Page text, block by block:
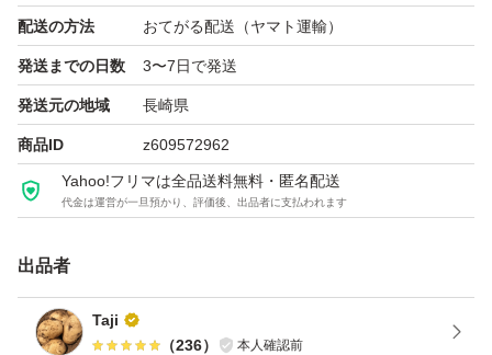
サイズはS.M.L.LL混合になります。
よろしくお願いいたします。
配送の方法 おてがる配送（ヤマト運輸）
発送までの日数 3〜7日で発送
発送元の地域 長崎県
商品ID z609572962
Yahoo!フリマは全品送料無料・匿名配送
代金は運営が一旦預かり、評価後、出品者に支払われます
出品者
Taji
（236） 本人確認前